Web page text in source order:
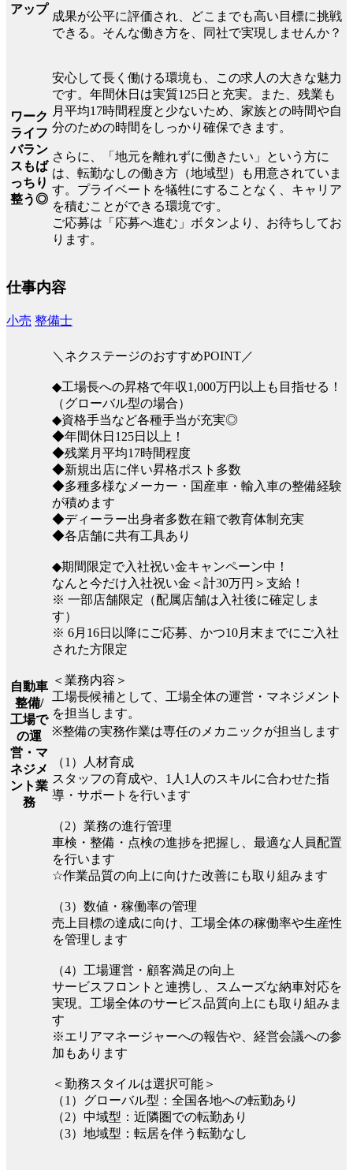
アップ
成果が公平に評価され、どこまでも高い目標に挑戦
できる。そんな働き方を、同社で実現しませんか？
ワーク
ライフ
バラン
スもば
っちり
整う◎
安心して長く働ける環境も、この求人の大きな魅力
です。年間休日は実質125日と充実。また、残業も
月平均17時間程度と少ないため、家族との時間や自
分のための時間をしっかり確保できます。
さらに、「地元を離れずに働きたい」という方に
は、転勤なしの働き方（地域型）も用意されていま
す。プライベートを犠牲にすることなく、キャリア
を積むことができる環境です。
ご応募は「応募へ進む」ボタンより、お待ちしてお
ります。
仕事内容
小売 整備士
自動車
整備/
工場で
の運
営・マ
ネジメ
ント業
務
＼ネクステージのおすすめPOINT／
◆工場長への昇格で年収1,000万円以上も目指せる！
（グローバル型の場合）
◆資格手当など各種手当が充実◎
◆年間休日125日以上！
◆残業月平均17時間程度
◆新規出店に伴い昇格ポスト多数
◆多種多様なメーカー・国産車・輸入車の整備経験
が積めます
◆ディーラー出身者多数在籍で教育体制充実
◆各店舗に共有工具あり
◆期間限定で入社祝い金キャンペーン中！
なんと今だけ入社祝い金＜計30万円＞支給！
※ 一部店舗限定（配属店舗は入社後に確定しま
す）
※ 6月16日以降にご応募、かつ10月末までにご入社
された方限定
＜業務内容＞
工場長候補として、工場全体の運営・マネジメント
を担当します。
※整備の実務作業は専任のメカニックが担当します
（1）人材育成
スタッフの育成や、1人1人のスキルに合わせた指
導・サポートを行います
（2）業務の進行管理
車検・整備・点検の進捗を把握し、最適な人員配置
を行います
☆作業品質の向上に向けた改善にも取り組みます
（3）数値・稼働率の管理
売上目標の達成に向け、工場全体の稼働率や生産性
を管理します
（4）工場運営・顧客満足の向上
サービスフロントと連携し、スムーズな納車対応を
実現。工場全体のサービス品質向上にも取り組みま
す
※エリアマネージャーへの報告や、経営会議への参
加もあります
＜勤務スタイルは選択可能＞
（1）グローバル型：全国各地への転勤あり
（2）中域型：近隣圏での転勤あり
（3）地域型：転居を伴う転勤なし